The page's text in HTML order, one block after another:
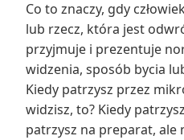
Co to znaczy, gdy
lub rzecz, która jest
przyjmuje i prezentuje
widzenia, sposób bycia
Kiedy patrzysz przez
widzisz, to? Kiedy
patrzysz na preparat, ale